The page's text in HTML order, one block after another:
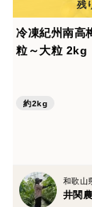
冷凍紀州南高
粒～大粒 2kg
約2kg
和歌山
井関